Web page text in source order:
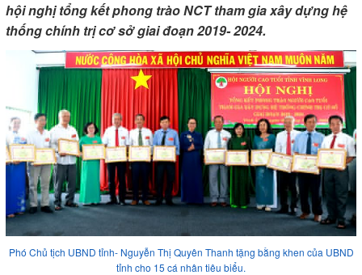
hội nghị tổng kết phong trào NCT tham gia xây dựng hệ
thống chính trị cơ sở giai đoạn 2019- 2024.
Phó Chủ tịch UBND tỉnh- Nguyễn Thị Quyên Thanh tặng bằng khen của UBND
tỉnh cho 15 cá nhân tiêu biểu.